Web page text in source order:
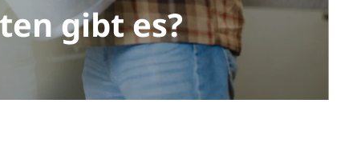
gibt es?